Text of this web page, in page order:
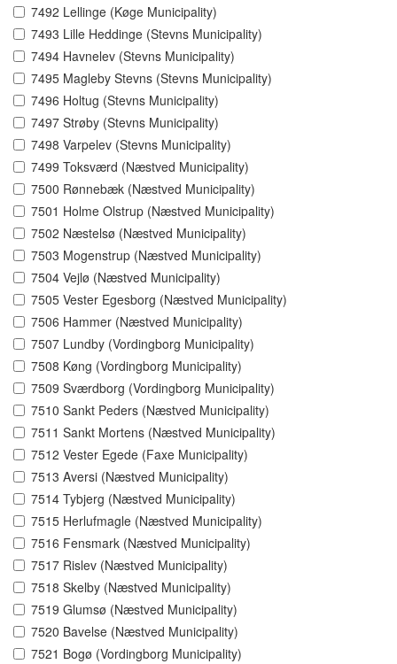
7492 Lellinge (Køge Municipality)
7493 Lille Heddinge (Stevns Municipality)
7494 Havnelev (Stevns Municipality)
7495 Magleby Stevns (Stevns Municipality)
7496 Holtug (Stevns Municipality)
7497 Strøby (Stevns Municipality)
7498 Varpelev (Stevns Municipality)
7499 Toksværd (Næstved Municipality)
7500 Rønnebæk (Næstved Municipality)
7501 Holme Olstrup (Næstved Municipality)
7502 Næstelsø (Næstved Municipality)
7503 Mogenstrup (Næstved Municipality)
7504 Vejlø (Næstved Municipality)
7505 Vester Egesborg (Næstved Municipality)
7506 Hammer (Næstved Municipality)
7507 Lundby (Vordingborg Municipality)
7508 Køng (Vordingborg Municipality)
7509 Sværdborg (Vordingborg Municipality)
7510 Sankt Peders (Næstved Municipality)
7511 Sankt Mortens (Næstved Municipality)
7512 Vester Egede (Faxe Municipality)
7513 Aversi (Næstved Municipality)
7514 Tybjerg (Næstved Municipality)
7515 Herlufmagle (Næstved Municipality)
7516 Fensmark (Næstved Municipality)
7517 Rislev (Næstved Municipality)
7518 Skelby (Næstved Municipality)
7519 Glumsø (Næstved Municipality)
7520 Bavelse (Næstved Municipality)
7521 Bogø (Vordingborg Municipality)